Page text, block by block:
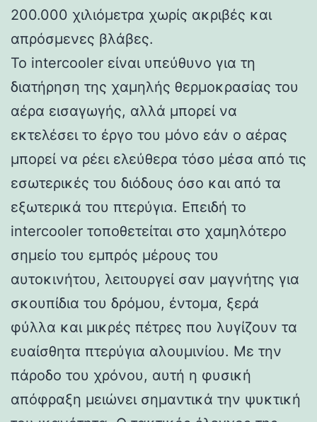
200.000 χιλιόμετρα χωρίς ακριβές και
απρόσμενες βλάβες.
Το intercooler είναι υπεύθυνο για τη
διατήρηση της χαμηλής θερμοκρασίας του
αέρα εισαγωγής, αλλά μπορεί να
εκτελέσει το έργο του μόνο εάν ο αέρας
μπορεί να ρέει ελεύθερα τόσο μέσα από τις
εσωτερικές του διόδους όσο και από τα
εξωτερικά του πτερύγια. Επειδή το
intercooler τοποθετείται στο χαμηλότερο
σημείο του εμπρός μέρους του
αυτοκινήτου, λειτουργεί σαν μαγνήτης για
σκουπίδια του δρόμου, έντομα, ξερά
φύλλα και μικρές πέτρες που λυγίζουν τα
ευαίσθητα πτερύγια αλουμινίου. Με την
πάροδο του χρόνου, αυτή η φυσική
απόφραξη μειώνει σημαντικά την ψυκτική